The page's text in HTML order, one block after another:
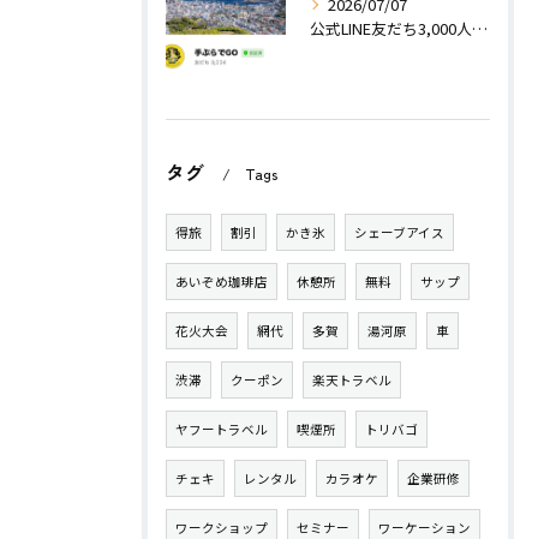
公式LINE友だち3,000人突破！
タグ Tags
得旅 割引 かき氷 シェーブアイス
あいぞめ珈琲店 休憩所 無料 サップ
花火大会 網代 多賀 湯河原 車
渋滞 クーポン 楽天トラベル
ヤフートラベル 喫煙所 トリバゴ
チェキ レンタル カラオケ 企業研修
ワークショップ セミナー ワーケーション